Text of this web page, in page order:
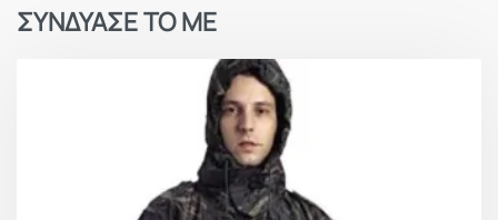
ΣΥΝΔΥΑΣΕ ΤΟ ΜΕ